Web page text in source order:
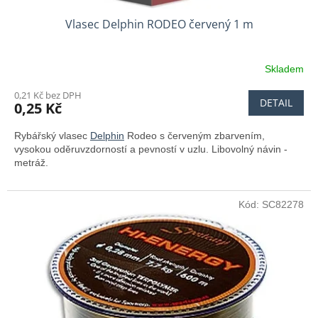
Vlasec Delphin RODEO červený 1 m
Skladem
0,21 Kč bez DPH
0,25 Kč DETAIL
Rybářský vlasec Delphin Rodeo s červeným zbarvením,
vysokou oděruvzdorností a pevností v uzlu. Libovolný návin -
metráž.
Kód: SC82278